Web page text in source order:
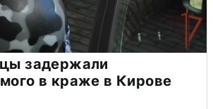
задержали
в краже в Кирове